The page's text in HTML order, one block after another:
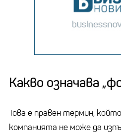
Какво означава
Това е правен термин,
компанията не може да